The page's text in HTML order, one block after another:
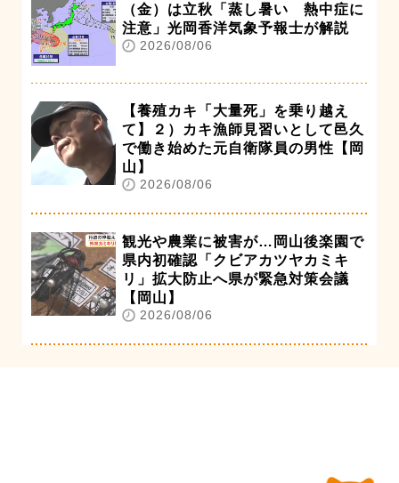
（金）は立秋「蒸し暑い 熱中症に
注意」光岡香洋気象予報士が解説
2026/08/06
【養殖カキ「大量死」を乗り越え
て】２）カキ漁師見習いとして邑久
で働き始めた元自衛隊員の男性【岡
山】
2026/08/06
観光や農業に被害が…岡山後楽園で
県内初確認「クビアカツヤカミキ
リ」拡大防止へ県が緊急対策会議
【岡山】
2026/08/06